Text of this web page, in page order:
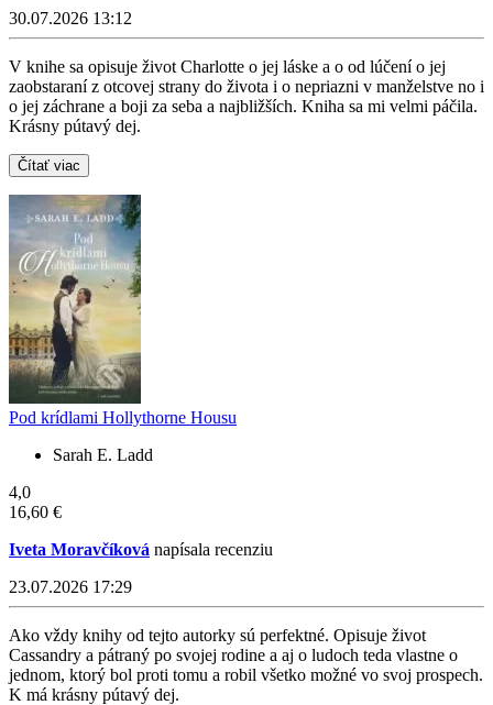
30.07.2026 13:12
V knihe sa opisuje život Charlotte o jej láske a o od lúčení o jej
zaobstaraní z otcovej strany do života i o nepriazni v manželstve no i
o jej záchrane a boji za seba a najbližších. Kniha sa mi velmi páčila.
Krásny pútavý dej.
Čítať viac
Pod krídlami Hollythorne Housu
Sarah E. Ladd
4,0
16,60 €
Iveta Moravčíková napísala recenziu
23.07.2026 17:29
Ako vždy knihy od tejto autorky sú perfektné. Opisuje život
Cassandry a pátraný po svojej rodine a aj o ludoch teda vlastne o
jednom, ktorý bol proti tomu a robil všetko možné vo svoj prospech.
K má krásny pútavý dej.